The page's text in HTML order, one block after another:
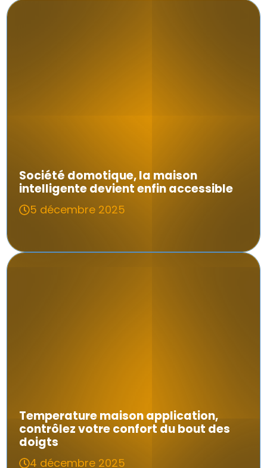
Société domotique, la maison
intelligente devient enfin accessible
5 décembre 2025
Temperature maison application,
contrôlez votre confort du bout des
doigts
4 décembre 2025